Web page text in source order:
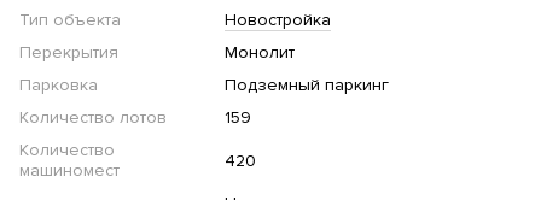
Тип объекта
Новостройка
Перекрытия
Монолит
Парковка
Подземный паркинг
Количество лотов
159
Количество
машиномест
420